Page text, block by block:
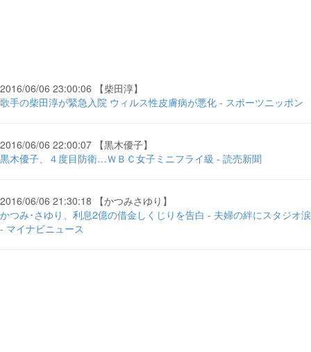
2016/06/06 23:00:06 【柴田淳】
歌手の柴田淳が緊急入院 ウィルス性皮膚病が悪化 - スポーツニッポン
2016/06/06 22:00:07 【黒木優子】
黒木優子、４度目防衛…ＷＢＣ女子ミニフライ級 - 読売新聞
2016/06/06 21:30:18 【かつみさゆり】
かつみ･さゆり、利息2億の借金しくじりを告白 - 夫婦の絆にスタジオ涙
- マイナビニュース